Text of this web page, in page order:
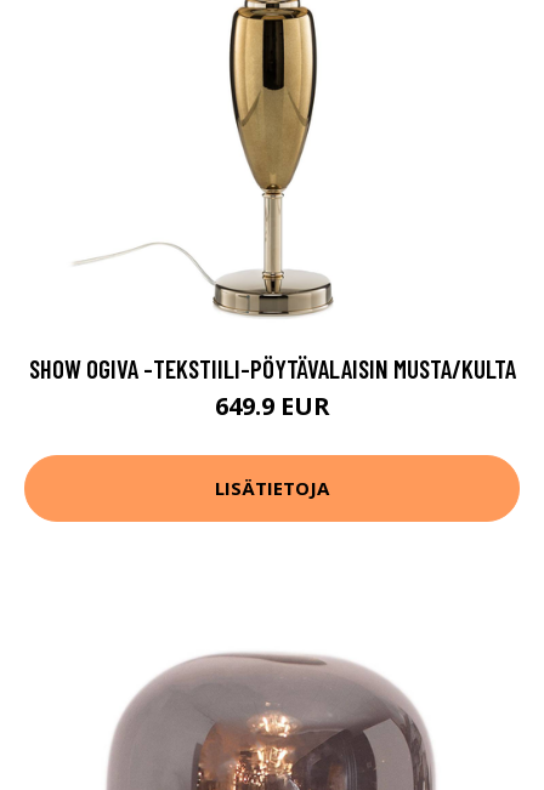
SHOW OGIVA -TEKSTIILI-PÖYTÄVALAISIN MUSTA/KULTA
649.9 EUR
LISÄTIETOJA